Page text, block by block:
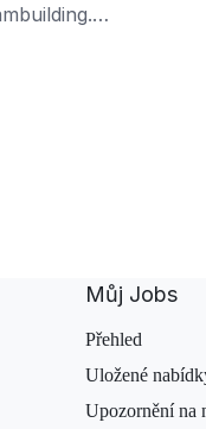
Můj Jobs
Přehled
Uložené
Upozornění na